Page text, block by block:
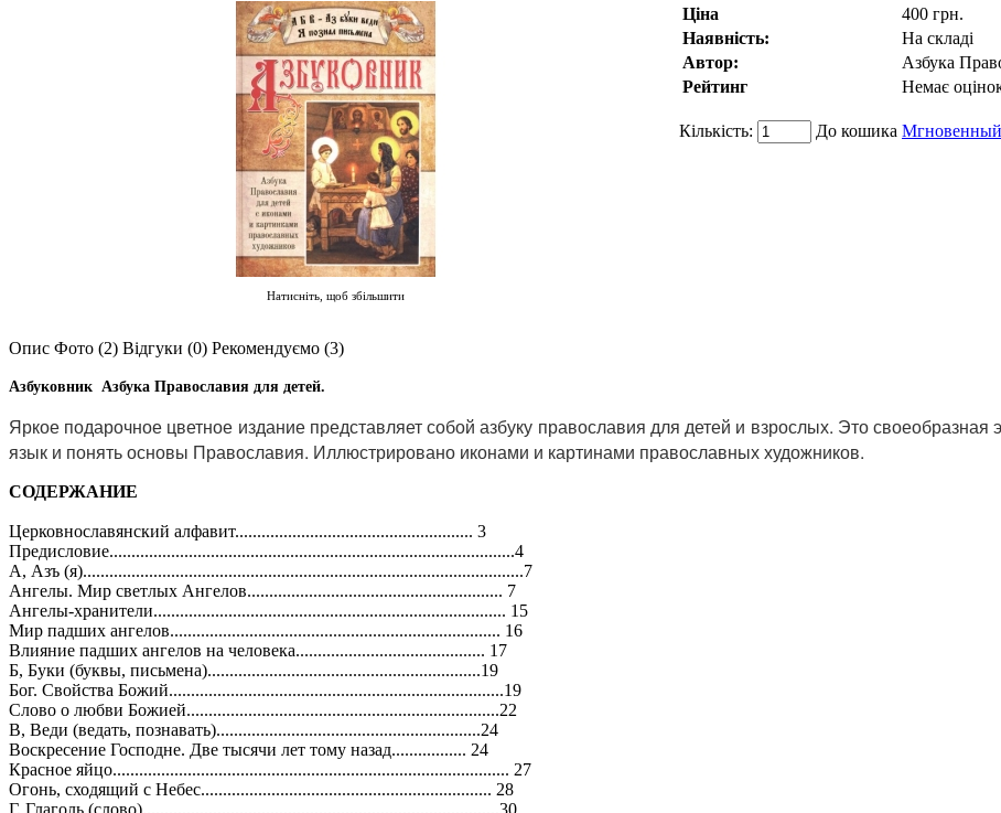
Натисніть, щоб збільшити
Ціна
400 грн.
Наявність:
На складі
Автор:
Азбука
Рейтинг
Немає
Кількість: До кошика Мгновенный
Опис Фото (2) Відгуки (0) Рекомендуємо (3)
Азбуковник Азбука Православия для детей.
Яркое подарочное цветное издание представляет собой азбуку православия для детей и взрослых. Это
язык и понять основы Православия. Иллюстрировано иконами и картинами православных художников.
СОДЕРЖАНИЕ
Церковнославянский алфавит...................................................... 3
Предисловие............................................................................................4
A, Азъ (я)....................................................................................................7
Ангелы. Мир светлых Ангелов.......................................................... 7
Ангелы-хранители................................................................................ 15
Мир падших ангелов........................................................................... 16
Влияние падших ангелов на человека........................................... 17
Б, Буки (буквы, письмена)..............................................................19
Бог. Свойства Божий............................................................................19
Слово о любви Божией.......................................................................22
B, Веди (ведать, познавать)............................................................24
Воскресение Господне. Две тысячи лет тому назад................. 24
Красное яйцо.......................................................................................... 27
Огонь, сходящий с Небес.................................................................. 28
Г, Глаголь (слово).................................................................................30